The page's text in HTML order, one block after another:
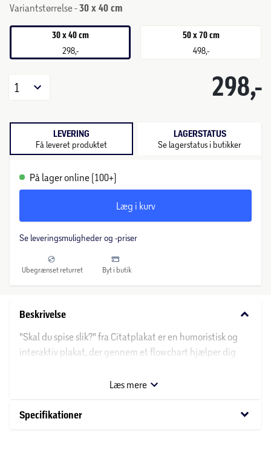
Variantstørrelse -30 x 40 cm
30 x 40 cm
298,-
50 x 70 cm
498,-
298,-
1
LEVERING
Få leveret produktet
LAGERSTATUS
Se lagerstatus i butikker
På lager online (100+)
Læg i kurv
Se leveringsmuligheder og -priser
Ubegrænset returret Byt i butik
Beskrivelse keyboard_arrow_down
"Skal du spise slik?" fra Citatplakat er en humoristisk og
interaktiv plakat, der gennem et flowchart hjælper dig
plakat er perfekt til enhver slikelsker og kan være en sjov
Læs mere
Specifikationer keyboard_arrow_down